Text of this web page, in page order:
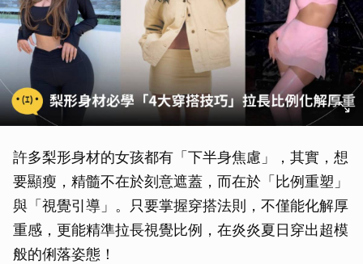
許多梨形身材的女孩都有「下半身焦慮」，其實，想
要顯瘦，精髓不在於刻意遮蓋，而在於「比例重塑」
與「視覺引導」。只要掌握穿搭法則，不僅能化解厚
重感，更能精準拉長視覺比例，在炎炎夏日穿出超模
般的俐落姿態！